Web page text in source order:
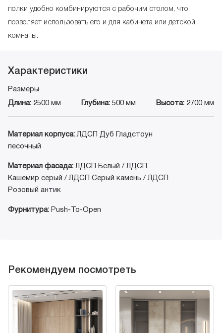
полки удобно комбинируются с рабочим столом, что
позволяет использовать его и для кабинета или детской
комнаты.
Характеристики
Размеры
Длина: 2500 мм Глубина: 500 мм Высота: 2700 мм
Материал корпуса: ЛДСП Дуб Гладстоун
песочный
Материал фасада: ЛДСП Белый / ЛДСП
Кашемир серый / ЛДСП Серый камень / ЛДСП
Розовый антик
Фурнитура: Push-To-Open
Рекомендуем посмотреть